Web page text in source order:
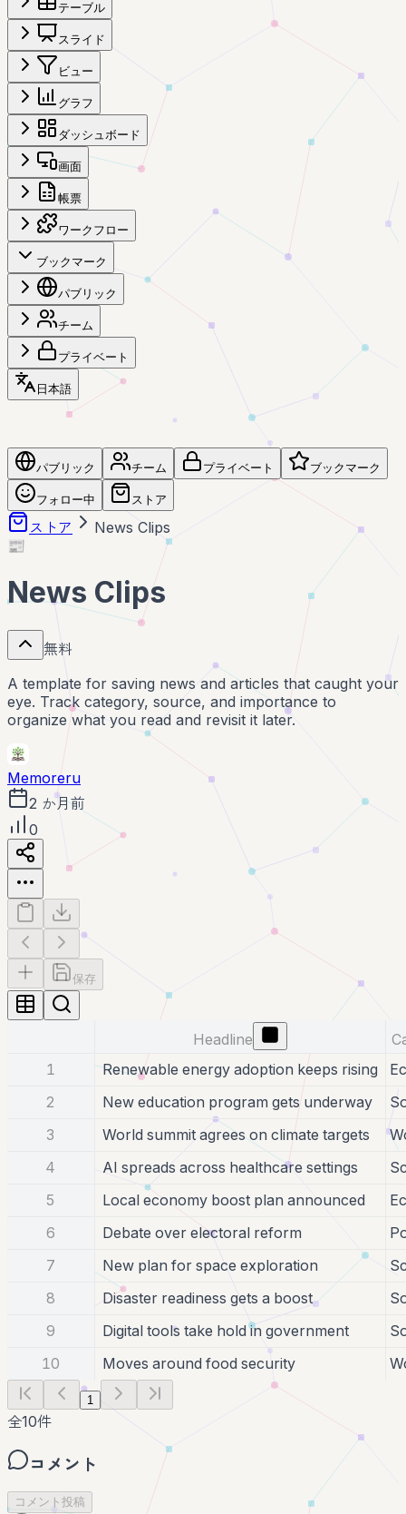
テーブル
スライド
ビュー
グラフ
ダッシュボード
画面
帳票
ワークフロー
ブックマーク
パブリック
チーム
プライベート
日本語
パブリック チーム プライベート ブックマーク
フォロー中 ストア
ストア News Clips
📰
News Clips
無料
A template for saving news and articles that caught your
eye. Track category, source, and importance to
organize what you read and revisit it later.
Memoreru
2 か月前
0
保存
Headline
1
Renewable energy adoption keeps rising
2
New education program gets underway
3
World summit agrees on climate targets
4
AI spreads across healthcare settings
5
Local economy boost plan announced
6
Debate over electoral reform
7
New plan for space exploration
8
Disaster readiness gets a boost
9
Digital tools take hold in government
10
Moves around food security
1
全10件
コメント
コメント投稿